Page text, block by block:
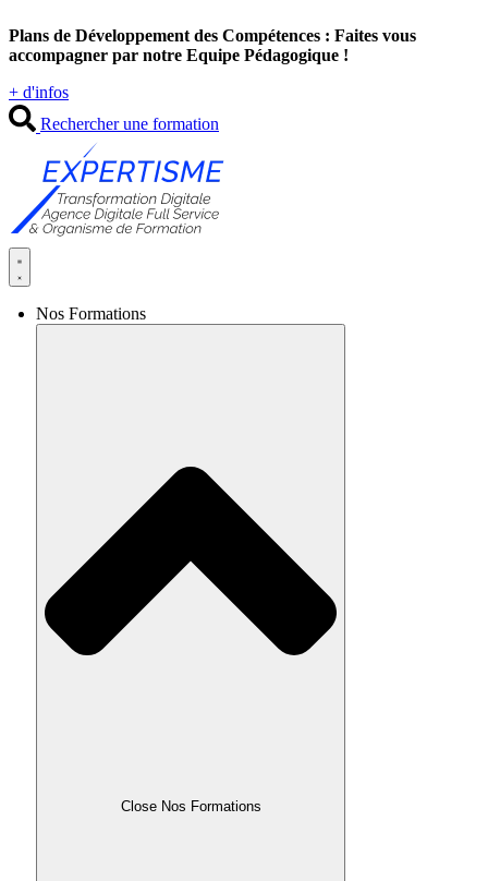
au
contenu
Plans de Développement des Compétences : Faites vous
accompagner par notre Equipe Pédagogique !
+ d'infos
Rechercher une formation
Nos Formations
Close Nos Formations